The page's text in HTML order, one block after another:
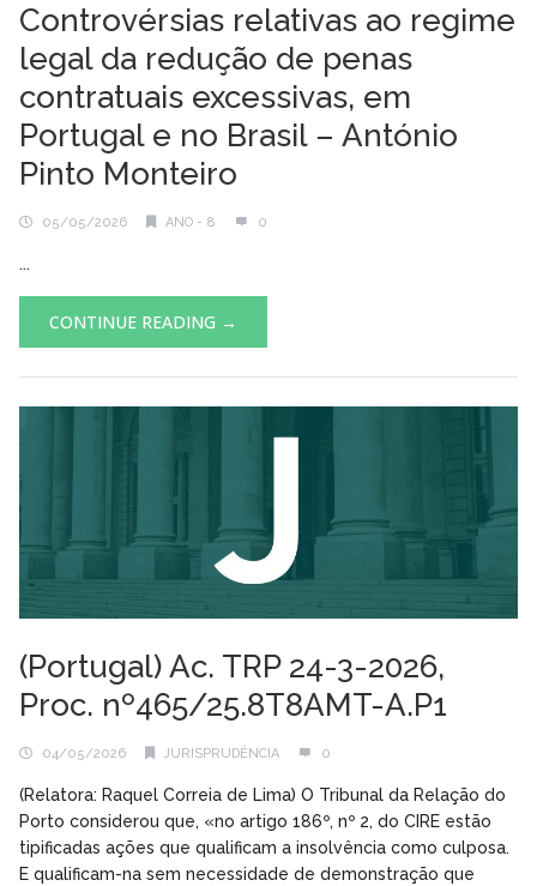
Controvérsias relativas ao regime
legal da redução de penas
contratuais excessivas, em
Portugal e no Brasil – António
Pinto Monteiro
05/05/2026 ANO - 8 0
...
CONTINUE READING →
(Portugal) Ac. TRP 24-3-2026,
Proc. nº465/25.8T8AMT-A.P1
04/05/2026 JURISPRUDÊNCIA 0
(Relatora: Raquel Correia de Lima) O Tribunal da Relação do
Porto considerou que, «no artigo 186º, nº 2, do CIRE estão
tipificadas ações que qualificam a insolvência como culposa.
E qualificam-na sem necessidade de demonstração que